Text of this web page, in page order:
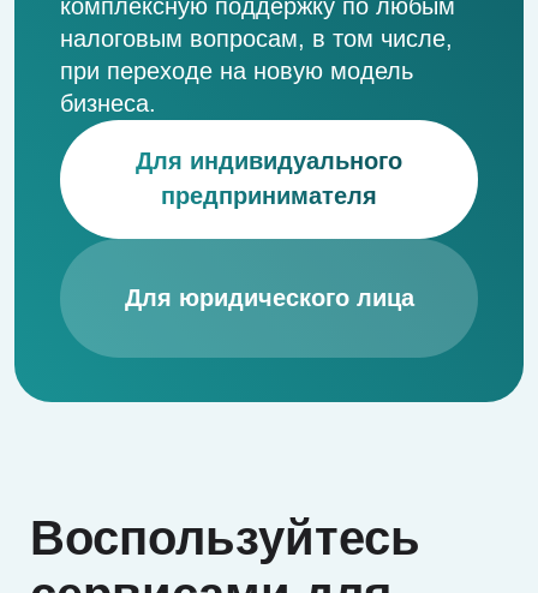
Уведомление
в Роскомнадзор
Подготовим все необходимые
документы для регистрации
в ведомстве
Попробовать